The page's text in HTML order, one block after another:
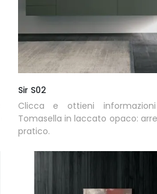
Sir S02
Clicca e ottieni
Tomasella in laccato opaco:
pratico.